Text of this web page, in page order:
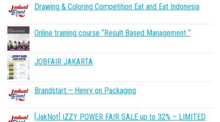
Drawing & Coloring Competition Eat and Eat Indonesia
Online training course “Result Based Management “
JOBFAIR JAKARTA
Brandstart – Henry on Packaging
[JakNot] IZZY POWER FAIR SALE up to 32% – LIMITED